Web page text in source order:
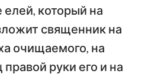
который на
священник на
очищаемого, на
руки его и на